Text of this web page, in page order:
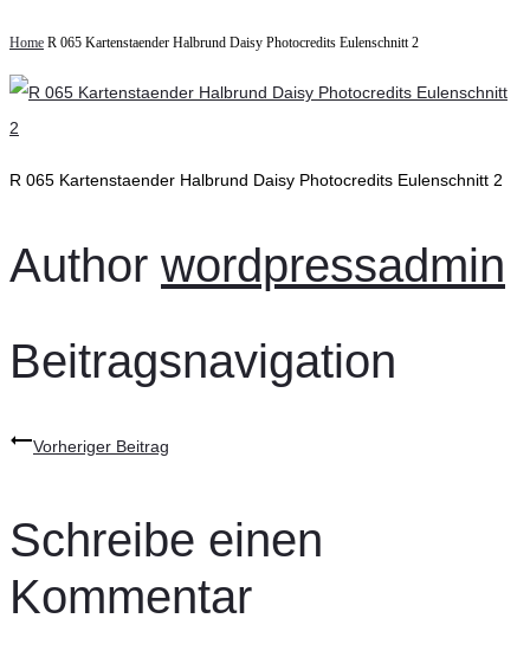
Home R 065 Kartenstaender Halbrund Daisy Photocredits Eulenschnitt 2
R 065 Kartenstaender Halbrund Daisy Photocredits Eulenschnitt 2
Author wordpressadmin
Beitragsnavigation
Vorheriger Beitrag
Schreibe einen
Kommentar